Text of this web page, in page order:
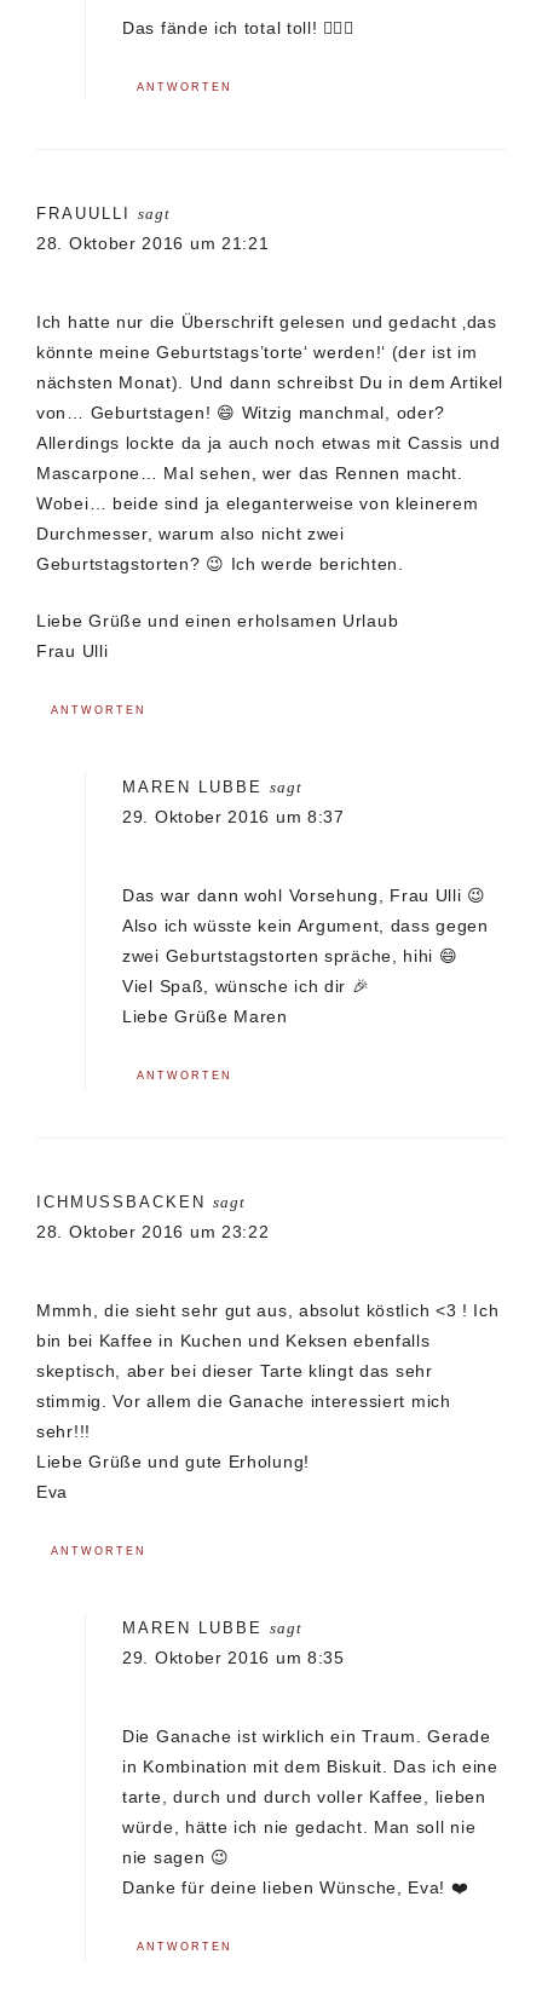
Das fände ich total toll! 👍🏼😊
ANTWORTEN
FRAUULLI sagt
28. Oktober 2016 um 21:21
Ich hatte nur die Überschrift gelesen und gedacht ‚das
könnte meine Geburtstags’torte‘ werden!‘ (der ist im
nächsten Monat). Und dann schreibst Du in dem Artikel
von… Geburtstagen! 😄 Witzig manchmal, oder?
Allerdings lockte da ja auch noch etwas mit Cassis und
Mascarpone… Mal sehen, wer das Rennen macht.
Wobei… beide sind ja eleganterweise von kleinerem
Durchmesser, warum also nicht zwei
Geburtstagstorten? 😉 Ich werde berichten.
Liebe Grüße und einen erholsamen Urlaub
Frau Ulli
ANTWORTEN
MAREN LUBBE sagt
29. Oktober 2016 um 8:37
Das war dann wohl Vorsehung, Frau Ulli 😉
Also ich wüsste kein Argument, dass gegen
zwei Geburtstagstorten spräche, hihi 😄
Viel Spaß, wünsche ich dir 🎉
Liebe Grüße Maren
ANTWORTEN
ICHMUSSBACKEN sagt
28. Oktober 2016 um 23:22
Mmmh, die sieht sehr gut aus, absolut köstlich <3 ! Ich
bin bei Kaffee in Kuchen und Keksen ebenfalls
skeptisch, aber bei dieser Tarte klingt das sehr
stimmig. Vor allem die Ganache interessiert mich
sehr!!!
Liebe Grüße und gute Erholung!
Eva
ANTWORTEN
MAREN LUBBE sagt
29. Oktober 2016 um 8:35
Die Ganache ist wirklich ein Traum. Gerade
in Kombination mit dem Biskuit. Das ich eine
tarte, durch und durch voller Kaffee, lieben
würde, hätte ich nie gedacht. Man soll nie
nie sagen 😉
Danke für deine lieben Wünsche, Eva! ❤️
ANTWORTEN